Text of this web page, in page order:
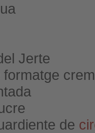
Jerte
de